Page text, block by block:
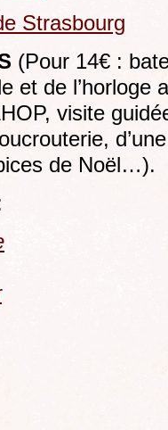
Strasbourg
(Pour 14€ :
et de l’horloge
visite
de Noël…).